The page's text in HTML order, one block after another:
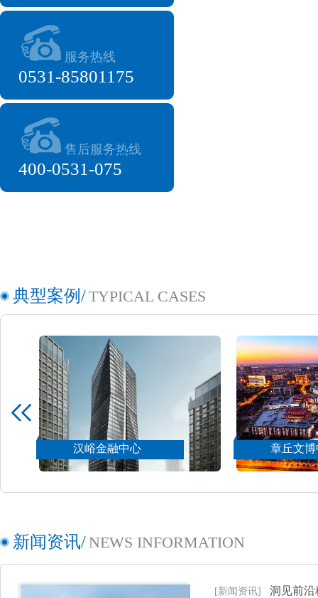
服务热线
0531-85801175
售后服务热线
400-0531-075
典型案例/TYPICAL CASES
汉峪金融中心 章丘文博
新闻资讯/NEWS INFORMATION
[新闻资讯] 洞见前沿